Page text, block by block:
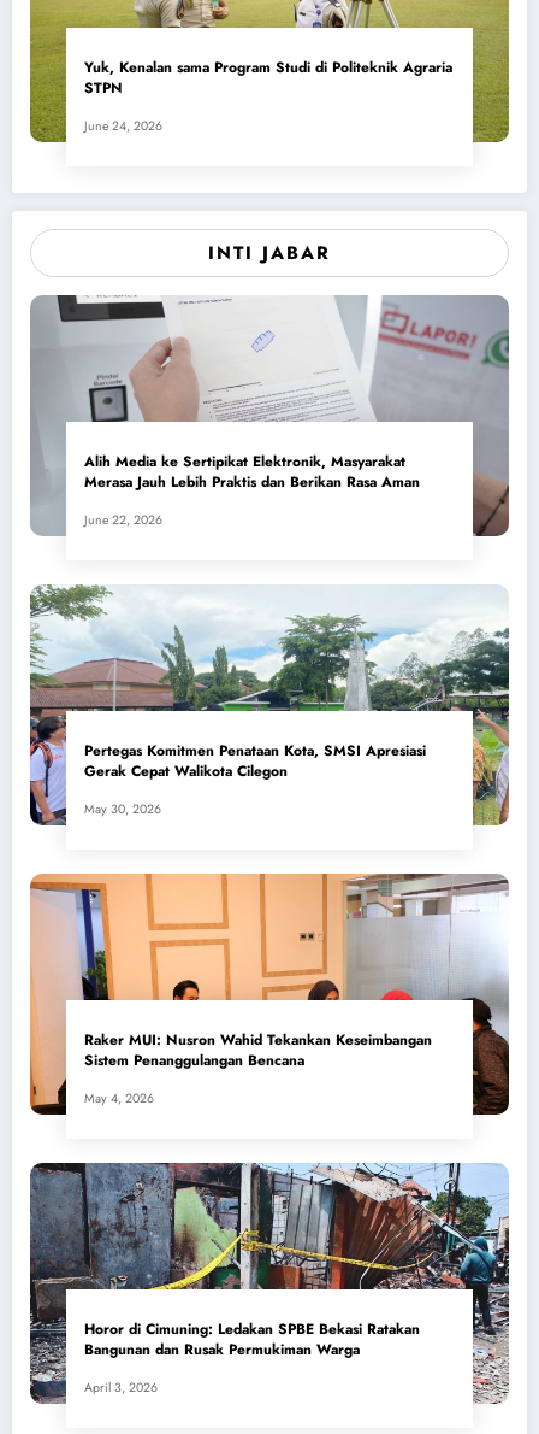
Yuk, Kenalan sama Program Studi di Politeknik Agraria
STPN
June 24, 2026
INTI JABAR
Alih Media ke Sertipikat Elektronik, Masyarakat
Merasa Jauh Lebih Praktis dan Berikan Rasa Aman
June 22, 2026
Pertegas Komitmen Penataan Kota, SMSI Apresiasi
Gerak Cepat Walikota Cilegon
May 30, 2026
​Raker MUI: Nusron Wahid Tekankan Keseimbangan
Sistem Penanggulangan Bencana
May 4, 2026
Horor di Cimuning: Ledakan SPBE Bekasi Ratakan
Bangunan dan Rusak Permukiman Warga
April 3, 2026